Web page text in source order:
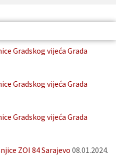
Gradskog vijeća Grada
Gradskog vijeća Grada
Gradskog vijeća Grada
ZOI 84 Sarajevo 08.01.2024.